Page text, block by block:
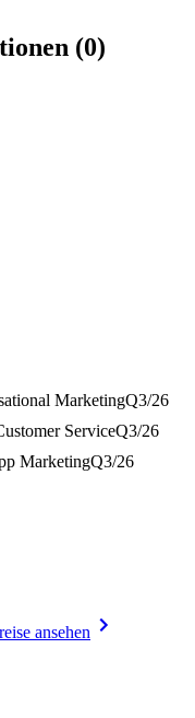
(0)
MarketingQ3/26
ServiceQ3/26
MarketingQ3/26
ansehen